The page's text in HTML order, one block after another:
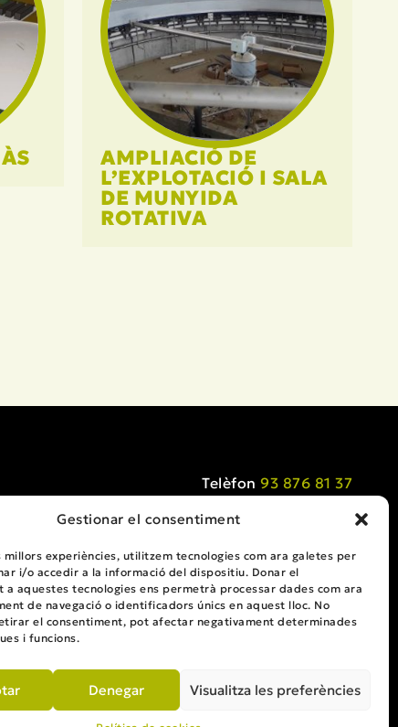
Gestionar el consentiment
millors experiències, utilitzem tecnologies com ara galetes per
i/o accedir a la informació del dispositiu. Donar el
a aquestes tecnologies ens permetrà processar dades com ara
de navegació o identificadors únics en aquest lloc. No
el consentiment, pot afectar negativament determinades
i funcions.
Denegar Visualitza les preferències
AMPLIACIÓ DE
L’EXPLOTACIÓ I SALA
DE MUNYIDA
ROTATIVA
Telèfon 93 876 81 37
solucions@solucions.cat
08272 Sant Fruitós de Bages (Barcelona)
Veure Mapa
Avis Legal Política de cookies